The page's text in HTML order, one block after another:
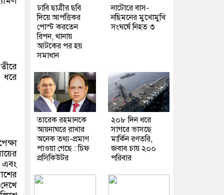
ঢাবি ছাত্রীর ছবি
দিয়ে আপত্তিকর
পোস্ট করতেন
রিপন, থানায়
আটকের পর হয়
সমাধান
নাটোরে বাস-
নছিমনের মুখোমুখি
সংঘর্ষে নিহত ৩
তারেক রহমানকে
আয়নাঘরে রাখার
অনেক তথ্য-প্রমাণ
পাওয়া গেছে : চিফ
প্রসিকিউটর
২০৮ দিন ধরে
সাগরে ভাসছে
মার্কিন রণতরি,
জবাব চায় ২০০
পরিবার